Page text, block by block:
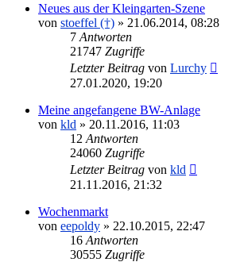
Neues aus der Kleingarten-Szene
von stoeffel (†) » 21.06.2014, 08:28
7 Antworten
21747 Zugriffe
Letzter Beitrag von Lurchy
27.01.2020, 19:20
Meine angefangene BW-Anlage
von kld » 20.11.2016, 11:03
12 Antworten
24060 Zugriffe
Letzter Beitrag von kld
21.11.2016, 21:32
Wochenmarkt
von eepoldy » 22.10.2015, 22:47
16 Antworten
30555 Zugriffe